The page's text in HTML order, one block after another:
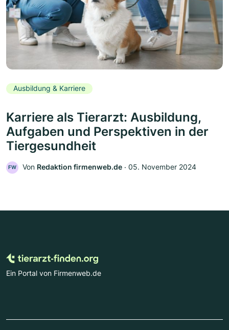
Ausbildung & Karriere
Karriere als Tierarzt: Ausbildung,
Aufgaben und Perspektiven in der
Tiergesundheit
FW Von Redaktion firmenweb.de ‧ 05. November 2024
Ein Portal von Firmenweb.de